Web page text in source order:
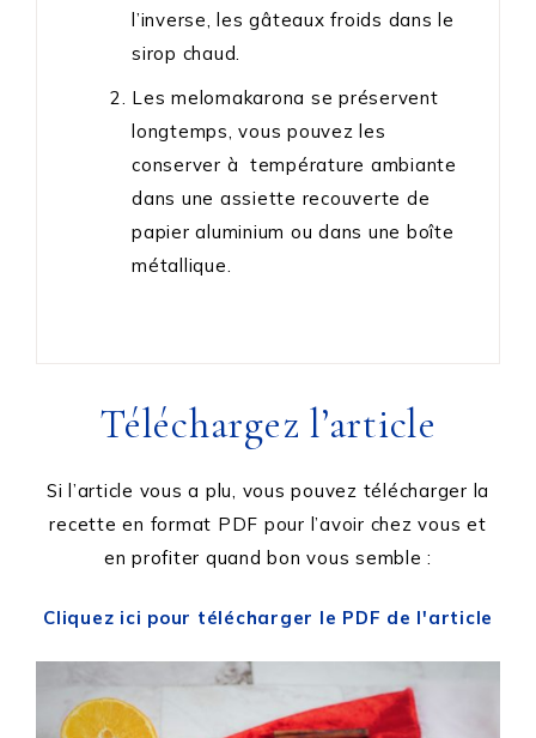
l’inverse, les gâteaux froids dans le
sirop chaud.
Les melomakarona se préservent
longtemps, vous pouvez les
conserver à température ambiante
dans une assiette recouverte de
papier aluminium ou dans une boîte
métallique.
Téléchargez l’article
Si l’article vous a plu, vous pouvez télécharger la
recette en format PDF pour l’avoir chez vous et
en profiter quand bon vous semble :
Cliquez ici pour télécharger le PDF de l'article